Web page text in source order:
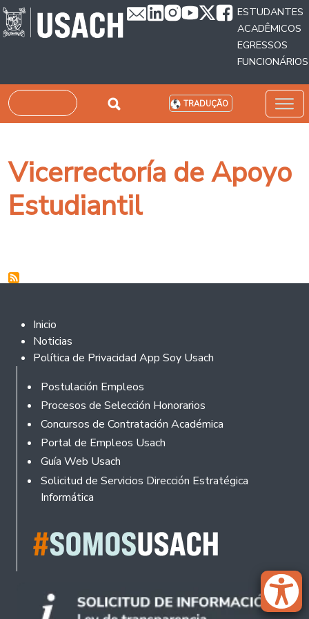
Passar para o conteúdo principal
ESTUDANTES
ACADÊMICOS
EGRESSOS
FUNCIONÁRIOS
Pesquisar TRADUÇÃO
Vicerrectoría de Apoyo
Estudiantil
Footer 2
Inicio
Noticias
Política de Privacidad App Soy Usach
Rodapé
Postulación Empleos
Procesos de Selección Honorarios
Concursos de Contratación Académica
Portal de Empleos Usach
Guía Web Usach
Solicitud de Servicios Dirección Estratégica
Informática